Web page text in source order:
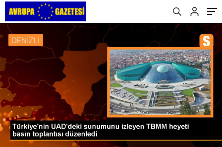
çağrısını yineledi